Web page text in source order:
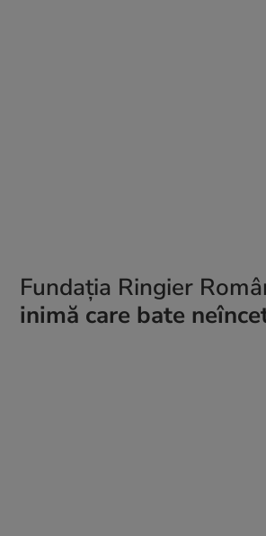
Fundația Ringier
inimă care bate